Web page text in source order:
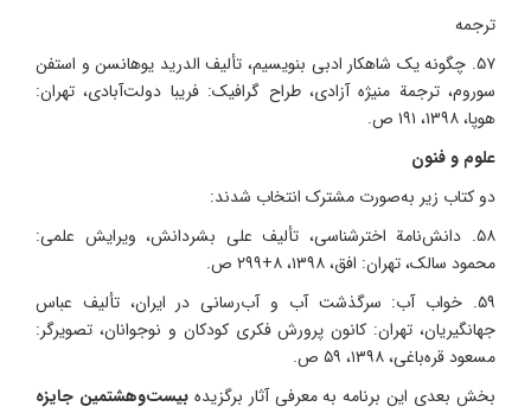
ترجمه
۵۷. چگونه یک شاهکار ادبی بنویسیم، تألیف الدرید یوهانسن و استفن
سوروم، ترجمة منیژه آزادی، طراح گرافیک: فریبا دولت‌آبادی، تهران:
هوپا، ۱۳۹۸، ۱۹۱ ص.
علوم و فنون
دو کتاب زیر به‌صورت مشترک انتخاب شدند:
۵۸. دانش‌نامة اخترشناسی، تألیف علی بشردانش، ویرایش علمی:
محمود سالک، تهران: افق، ۱۳۹۸، ۸+۲۹۹ ص.
۵۹. خواب آب: سرگذشت آب و آب‌رسانی در ایران، تألیف عباس
جهانگیریان، تهران: کانون پرورش فکری کودکان و نوجوانان، تصویرگر:
مسعود قره‌باغی، ۱۳۹۸، ۵۹ ص.
بخش بعدی این برنامه به معرفی آثار برگزیده بیست‌وهشتمین جایزه